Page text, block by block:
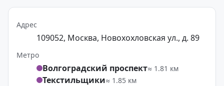
Адрес
109052, Москва, Новохохловская ул., д. 89
Метро
Волгоградский проспект≈ 1.81 км
Текстильщики≈ 1.85 км